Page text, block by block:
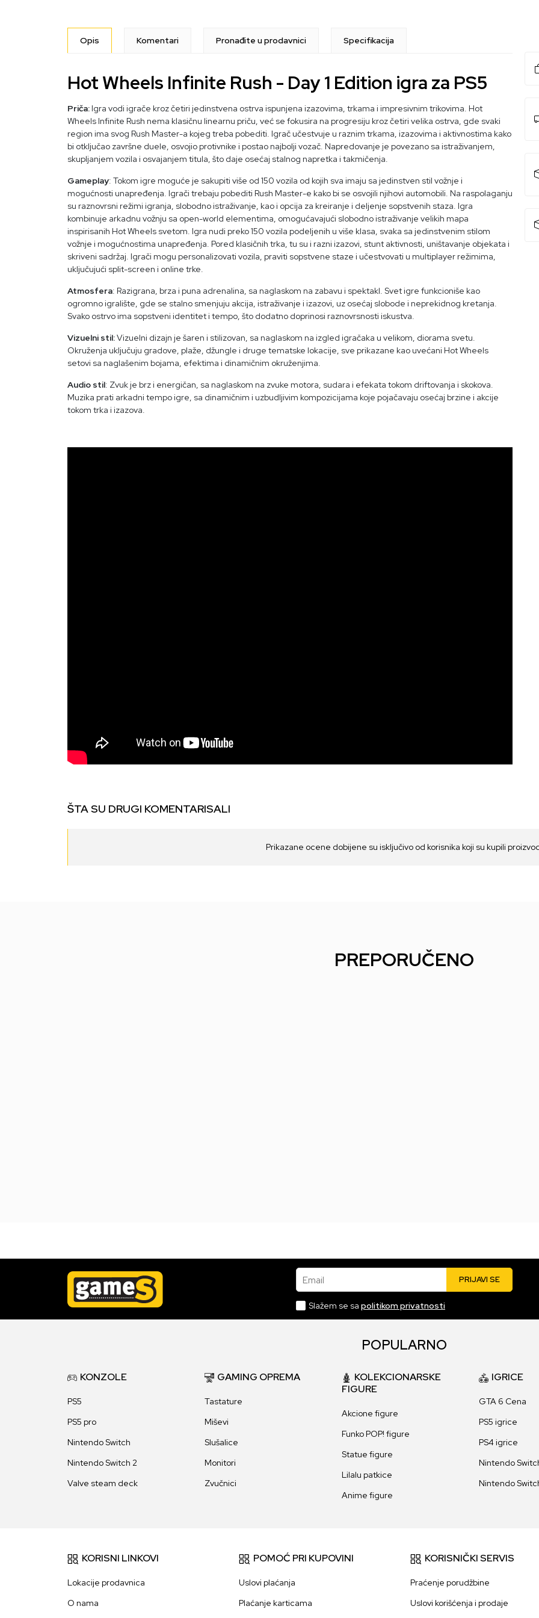
Opis Komentari Pronađite u prodavnici Specifikacija
Hot Wheels Infinite Rush - Day 1 Edition igra za PS5
Priča: Igra vodi igrače kroz četiri jedinstvena ostrva ispunjena izazovima, trkama i impresivnim trikovima. Hot
Wheels Infinite Rush nema klasičnu linearnu priču, već se fokusira na progresiju kroz četiri velika ostrva, gde svaki
region ima svog Rush Master-a kojeg treba pobediti. Igrač učestvuje u raznim trkama, izazovima i aktivnostima kako
bi otključao završne duele, osvojio protivnike i postao najbolji vozač. Napredovanje je povezano sa istraživanjem,
skupljanjem vozila i osvajanjem titula, što daje osećaj stalnog napretka i takmičenja.
Gameplay: Tokom igre moguće je sakupiti više od 150 vozila od kojih sva imaju sa jedinstven stil vožnje i
mogućnosti unapređenja. Igrači trebaju pobediti Rush Master-e kako bi se osvojili njihovi automobili. Na raspolaganju
su raznovrsni režimi igranja, slobodno istraživanje, kao i opcija za kreiranje i deljenje sopstvenih staza. Igra
kombinuje arkadnu vožnju sa open-world elementima, omogućavajući slobodno istraživanje velikih mapa
inspirisanih Hot Wheels svetom. Igra nudi preko 150 vozila podeljenih u više klasa, svaka sa jedinstvenim stilom
vožnje i mogućnostima unapređenja. Pored klasičnih trka, tu su i razni izazovi, stunt aktivnosti, uništavanje objekata i
skriveni sadržaj. Igrači mogu personalizovati vozila, praviti sopstvene staze i učestvovati u multiplayer režimima,
uključujući split-screen i online trke.
Atmosfera: Razigrana, brza i puna adrenalina, sa naglaskom na zabavu i spektakl. Svet igre funkcioniše kao
ogromno igralište, gde se stalno smenjuju akcija, istraživanje i izazovi, uz osećaj slobode i neprekidnog kretanja.
Svako ostrvo ima sopstveni identitet i tempo, što dodatno doprinosi raznovrsnosti iskustva.
Vizuelni stil:Vizuelni dizajn je šaren i stilizovan, sa naglaskom na izgled igračaka u velikom, diorama svetu.
Okruženja uključuju gradove, plaže, džungle i druge tematske lokacije, sve prikazane kao uvećani Hot Wheels
setovi sa naglašenim bojama, efektima i dinamičnim okruženjima.
Audio stil: Zvuk je brz i energičan, sa naglaskom na zvuke motora, sudara i efekata tokom driftovanja i skokova.
Muzika prati arkadni tempo igre, sa dinamičnim i uzbudljivim kompozicijama koje pojačavaju osećaj brzine i akcije
tokom trka i izazova.
ŠTA SU DRUGI KOMENTARISALI
Prikazane ocene dobijene su isključivo od korisnika koji su kupili
PREPORUČENO
Email PRIJAVI SE
Slažem se sa politikom privatnosti
POPULARNO
KONZOLE
PS5
PS5 pro
Nintendo Switch
Nintendo Switch 2
Valve steam deck
GAMING OPREMA
Tastature
Miševi
Slušalice
Monitori
Zvučnici
KOLEKCIONARSKE
FIGURE
Akcione figure
Funko POP! figure
Statue figure
Lilalu patkice
Anime figure
IGRICE
GTA 6 Cena
PS5 igrice
PS4 igrice
Nintendo
Nintendo
KORISNI LINKOVI
Lokacije prodavnica
O nama
POMOĆ PRI KUPOVINI
Uslovi plaćanja
Plaćanje karticama
KORISNIČKI SERVIS
Praćenje porudžbine
Uslovi korišćenja i prodaje